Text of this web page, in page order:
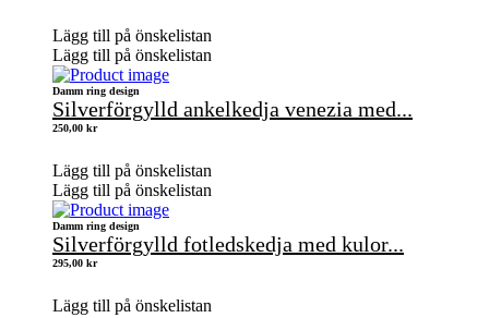
Lägg till på önskelistan
Lägg till på önskelistan
Damm ring design
Silverförgylld ankelkedja venezia med...
250,00 kr
Lägg till på önskelistan
Lägg till på önskelistan
Damm ring design
Silverförgylld fotledskedja med kulor...
295,00 kr
Lägg till på önskelistan